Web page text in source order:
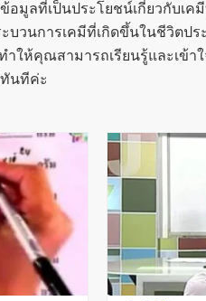
มูลที่เป็นประโยชน์เกี่ยวกับเค
บวนการเคมีที่เกิดขึ้นในชีวิตป
ให้คุณสามารถเรียนรู้และเข้
ทันทีค่ะ